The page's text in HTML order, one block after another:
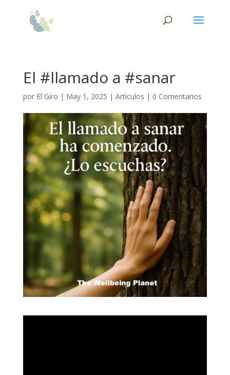
El #llamado a #sanar
por El Giro | May 1, 2025 | Articulos | 0 Comentarios